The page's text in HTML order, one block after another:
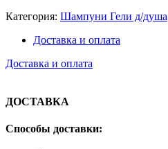
Категория: Шампуни Гели д/душа
Доставка и оплата
Доставка и оплата
ДОСТАВКА
Способы доставки: